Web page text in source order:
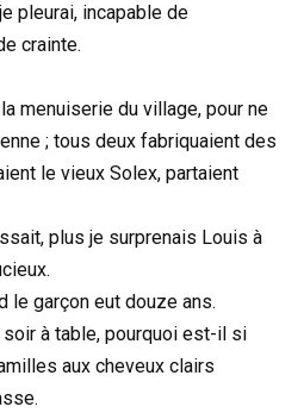
pleurai, incapable de
crainte.
menuiserie du village, pour ne
; tous deux fabriquaient des
le vieux Solex, partaient
plus je surprenais Louis à
le garçon eut douze ans.
à table, pourquoi est-il si
aux cheveux clairs